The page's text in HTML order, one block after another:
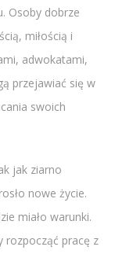
Osoby dobrze
miłością i
adwokatami,
przejawiać się w
swoich
jak ziarno
nowe życie.
miało warunki.
rozpocząć pracę z